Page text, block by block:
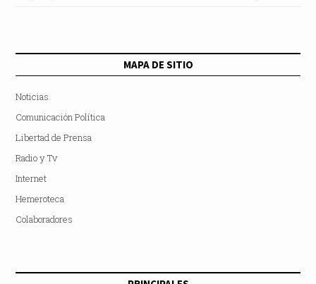
MAPA DE SITIO
Noticias
Comunicación Política
Libertad de Prensa
Radio y Tv
Internet
Hemeroteca
Colaboradores